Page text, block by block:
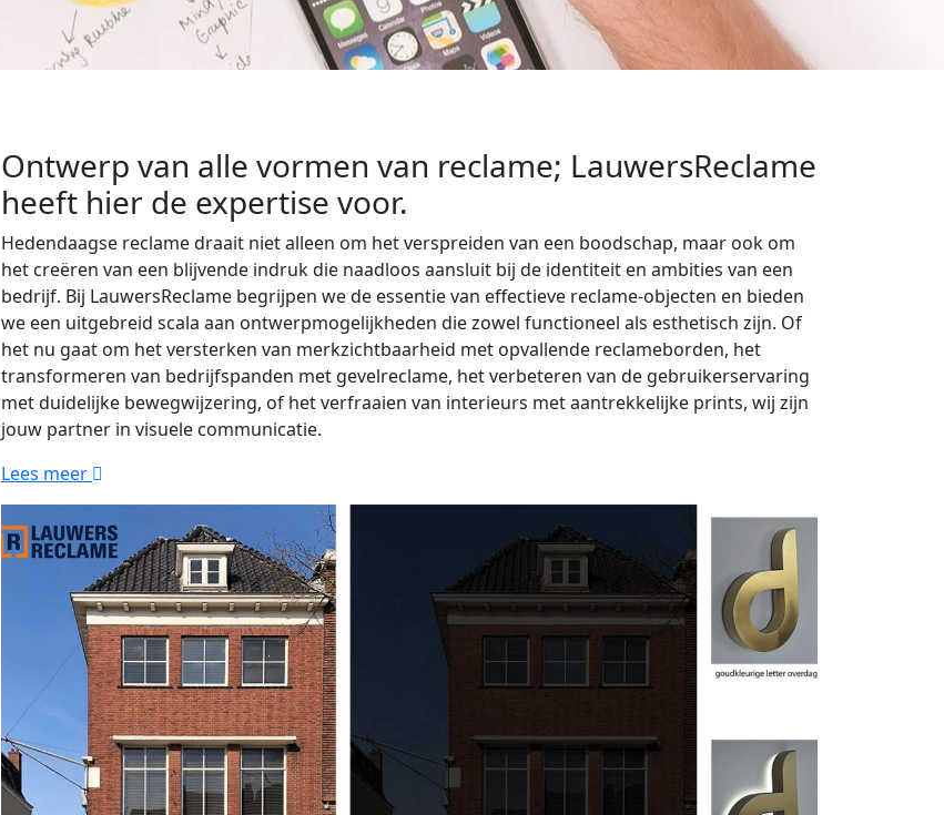
Ontwerp van alle vormen van reclame; LauwersReclame
heeft hier de expertise voor.
Hedendaagse reclame draait niet alleen om het verspreiden van een boodschap, maar ook om
het creëren van een blijvende indruk die naadloos aansluit bij de identiteit en ambities van een
bedrijf. Bij LauwersReclame begrijpen we de essentie van effectieve reclame-objecten en bieden
we een uitgebreid scala aan ontwerpmogelijkheden die zowel functioneel als esthetisch zijn. Of
het nu gaat om het versterken van merkzichtbaarheid met opvallende reclameborden, het
transformeren van bedrijfspanden met gevelreclame, het verbeteren van de gebruikerservaring
met duidelijke bewegwijzering, of het verfraaien van interieurs met aantrekkelijke prints, wij zijn
jouw partner in visuele communicatie.
Lees meer